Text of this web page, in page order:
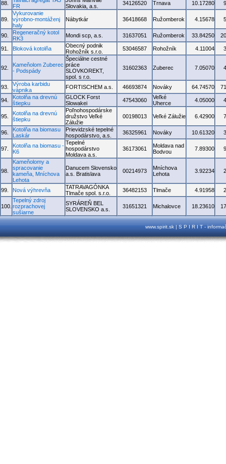
88.
FR
Slovakia, a.s.
34126520 Trnava 10.17280
89.
Vykurovanie
výrobno-montáženj
haly
Nábytkár 36418668 Ružomberok 4.15678
90.
Regeneračný kotol
RK3
Mondi scp, a.s. 31637051 Ružomberok 33.84250
91. Bloková kotolňa
Obecný podnik
Rohožník s.r.o.
53046587 Rohožník 4.11004
92.
Kameňolom Zuberec
- Podspády
Špeciálne cestné
práce
SLOVKOREKT,
spol. s r.o.
31602363 Zuberec 7.05070
93.
Výroba karbidu
vápnika
FORTISCHEM a.s. 46693874 Nováky 64.74570
94.
Kotolňa na drevnú
štiepku
GLOCK Forst
Slowakei
47543060
Veľké
Uherce
4.05000
95.
Kotolňa na drevnú
štiepku
Poľnohospodárske
družstvo Veľké
Zálužie
00198013 Veľké Zálužie 6.42900
96.
Kotolňa na biomasu
Laskár
Prievidzské tepelné
hospodárstvo, a.s.
36325961 Nováky 10.61320
97.
Kotolňa na biomasu -
K6
Tepelné
hospodárstvo
Moldava a.s.
36173061
Moldava nad
Bodvou
7.89300
98.
Kameňolomy a
spracovanie
kameňa, Mníchova
Lehota
Danucem Slovensko
a.s. Bratislava
00214973
Mníchova
Lehota
3.92234
99. Nová výhrevňa
TATRAVAGÓNKA
Tlmače spol. s.r.o.
36482153 Tlmače 4.91958
100.
Tepelný zdroj
rozprachovej
sušiarne
SYRÁREŇ BEL
SLOVENSKO a.s.
31651321 Michalovce 18.23610
www.spirit.sk | S P I R I T -